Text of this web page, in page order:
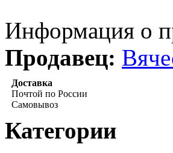
Информация о
Продавец:
Доставка
Почтой по России
Самовывоз
Категории